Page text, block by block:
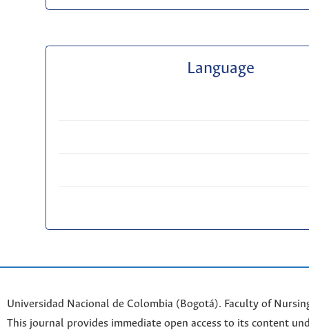
Language
Universidad Nacional de Colombia (Bogotá). Faculty of
This journal provides immediate open access to its content